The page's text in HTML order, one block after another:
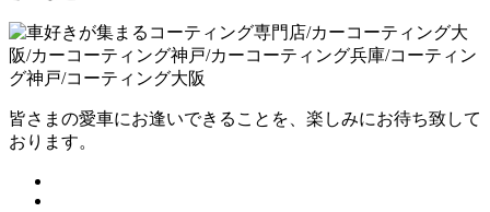
皆さまの愛車にお逢いできることを、楽しみにお待ち致して
おります。